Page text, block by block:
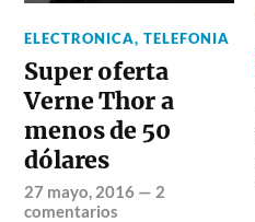
ELECTRONICA,TELEFONIA
Super oferta
Verne Thor a
menos de 50
dólares
27 mayo, 2016 — 2
comentarios